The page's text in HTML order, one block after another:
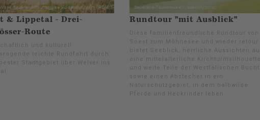
& Lippetal - Drei-
Route
und kulturell
leichte Rundfahrt durch
Stadtgebiet über Welver ins
Rundtour "mit Ausblick"
Diese familienfreundliche Rundtour von
Soest zum Möhnesee und wieder retour
bietet Seeblick, herrliche Aussichten auf
eine mittelalterliche Kirchturmsilhouette
und weite Teile der Westfälischen Bucht
sowie einen Abstecher in ein
Naturschutzgebiet, in dem halbwilde
Pferde und Heckrinder leben.